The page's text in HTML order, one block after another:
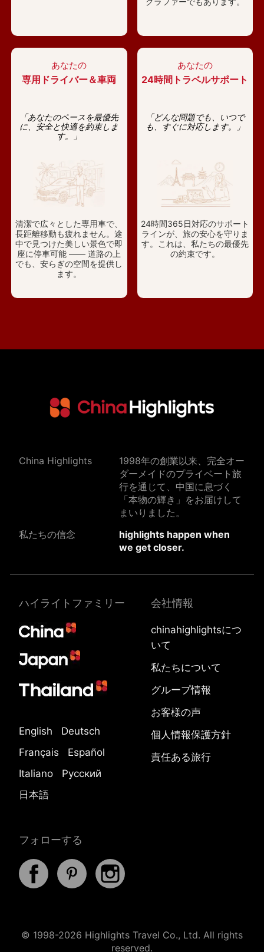
あなたの
専用ドライバー＆車両
「あなたのペースを最優先
に、安全と快適を約束しま
す。」
清潔で広々とした専用車で、
長距離移動も疲れません。途
中で見つけた美しい景色で即
座に停車可能 —— 道路の上
でも、安らぎの空間を提供し
ます。
あなたの
24時間トラベルサポート
「どんな問題でも、いつで
も、すぐに対応します。」
24時間365日対応のサポート
ラインが、旅の安心を守りま
す。これは、私たちの最優先
の約束です。
China Highlights
1998年の創業以来、完全オー
ダーメイドのプライベート旅
行を通じて、中国に息づく
「本物の輝き」をお届けして
まいりました。
私たちの信念
highlights happen when
we get closer.
ハイライトファミリー
English
Deutsch
Français
Español
Italiano
Русский
日本語
フォローする
会社情報
chinahighlightsにつ
いて
私たちについて
グループ情報
お客様の声
個人情報保護方針
責任ある旅行
© 1998-2026 Highlights Travel Co., Ltd. All rights
reserved.